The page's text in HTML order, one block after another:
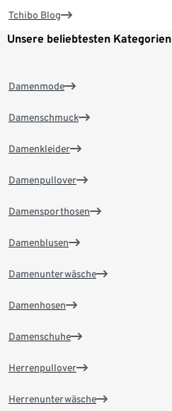
Tchibo Blog
Unsere beliebtesten Kategorien
Damenmode
Damenschmuck
Damenkleider
Damenpullover
Damensporthosen
Damenblusen
Damenunterwäsche
Damenhosen
Damenschuhe
Herrenpullover
Herrenunterwäsche